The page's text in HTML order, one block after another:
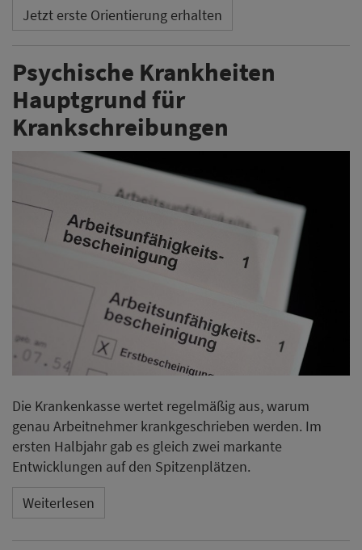
Jetzt erste Orientierung erhalten
Psychische Krankheiten
Hauptgrund für
Krankschreibungen
Die Krankenkasse wertet regelmäßig aus, warum
genau Arbeitnehmer krankgeschrieben werden. Im
ersten Halbjahr gab es gleich zwei markante
Entwicklungen auf den Spitzenplätzen.
Weiterlesen